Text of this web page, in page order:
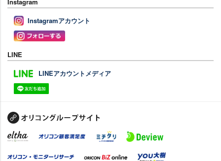
Instagramアカウント
LINE
LINEアカウントメディア